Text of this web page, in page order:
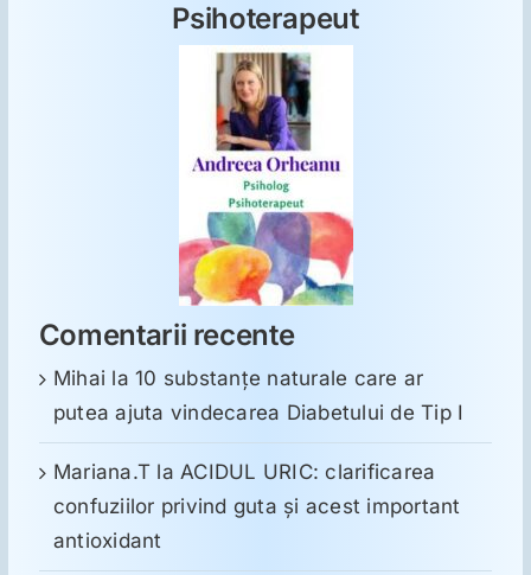
Psihoterapeut
Comentarii recente
Mihai la10 substanţe naturale care ar
putea ajuta vindecarea Diabetului de Tip I
Mariana.T la ACIDUL URIC: clarificarea
confuziilor privind guta și acest important
antioxidant